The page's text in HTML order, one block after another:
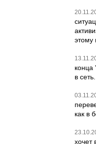
этому
в
как в
хочет